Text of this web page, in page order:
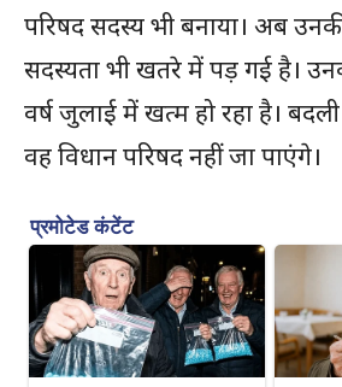
परिषद सदस्य भी बनाया। अब
सदस्यता भी खतरे में पड़ गई है।
वर्ष जुलाई में खत्म हो रहा है।
वह विधान परिषद नहीं जा पाएंगे।